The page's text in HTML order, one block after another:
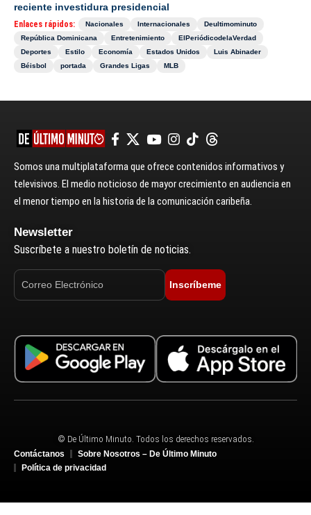
reciente investidura presidencial
Enlaces rápidos: Nacionales Internacionales
Deultimominuto
República Dominicana
Entretenimiento
ElPeriódicodelaVerdad
Deportes
Estilo Economía Estados Unidos
Luis Abinader
Béisbol
portada Grandes Ligas MLB
Somos una multiplataforma que ofrece contenidos informativos y
televisivos. El medio noticioso de mayor crecimiento en audiencia en
el menor tiempo en la historia de la comunicación caribeña.
Newsletter
Suscríbete a nuestro boletín de noticias.
Inscríbeme
© De Último Minuto. Todos los derechos reservados.
Contáctanos
Sobre Nosotros – De Último Minuto
Política de privacidad